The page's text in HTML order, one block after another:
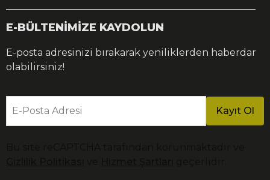
E-BÜLTENİMİZE KAYDOLUN
E-posta adresinizi bırakarak yeniliklerden haberdar
olabilirsiniz!
E-Posta Adresi Kayıt Ol